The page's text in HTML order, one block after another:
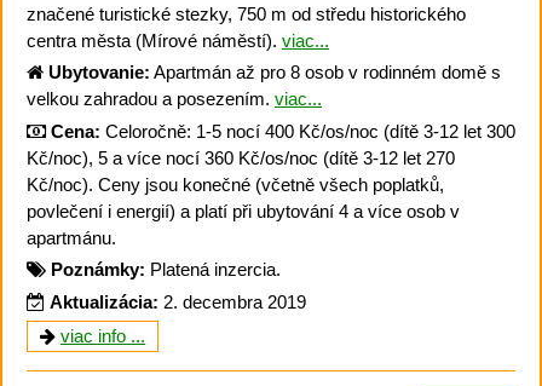
značené turistické stezky, 750 m od středu historického
centra města (Mírové náměstí). viac...
Ubytovanie: Apartmán až pro 8 osob v rodinném domě s
velkou zahradou a posezením. viac...
Cena: Celoročně: 1-5 nocí 400 Kč/os/noc (dítě 3-12 let 300
Kč/noc), 5 a více nocí 360 Kč/os/noc (dítě 3-12 let 270
Kč/noc). Ceny jsou konečné (včetně všech poplatků,
povlečení i energií) a platí při ubytování 4 a více osob v
apartmánu.
Poznámky: Platená inzercia.
Aktualizácia: 2. decembra 2019
viac info ...